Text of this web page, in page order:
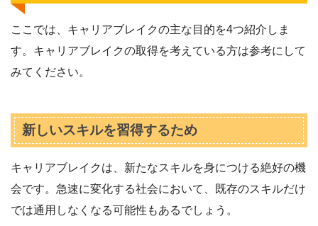
ここでは、キャリアブレイクの主な目的を4つ紹介しま
す。キャリアブレイクの取得を考えている方は参考にして
みてください。
新しいスキルを習得するため
キャリアブレイクは、新たなスキルを身につける絶好の機
会です。急速に変化する社会において、既存のスキルだけ
では通用しなくなる可能性もあるでしょう。